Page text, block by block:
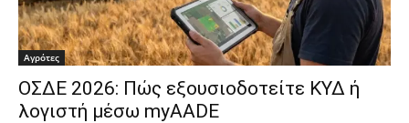
Αγρότες
ΟΣΔΕ 2026: Πώς εξουσιοδοτείτε ΚΥΔ ή
λογιστή μέσω myAADE